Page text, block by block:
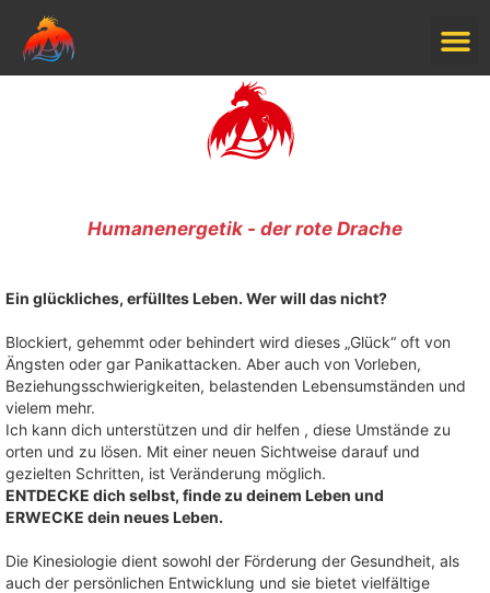
Humanenergetik - der rote Drache
Ein glückliches, erfülltes Leben. Wer will das nicht?
Blockiert, gehemmt oder behindert wird dieses „Glück“ oft von
Ängsten oder gar Panikattacken. Aber auch von Vorleben,
Beziehungsschwierigkeiten, belastenden Lebensumständen und
vielem mehr.
Ich kann dich unterstützen und dir helfen , diese Umstände zu
orten und zu lösen. Mit einer neuen Sichtweise darauf und
gezielten Schritten, ist Veränderung möglich.
ENTDECKE dich selbst, finde zu deinem Leben und
ERWECKE dein neues Leben.
Die Kinesiologie dient sowohl der Förderung der Gesundheit, als
auch der persönlichen Entwicklung und sie bietet vielfältige